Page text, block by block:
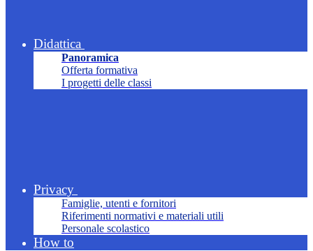
Didattica
Panoramica
Offerta formativa
I progetti delle classi
Privacy
Famiglie, utenti e fornitori
Riferimenti normativi e materiali utili
Personale scolastico
How to